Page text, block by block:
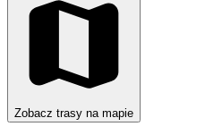
Zobacz trasy na mapie